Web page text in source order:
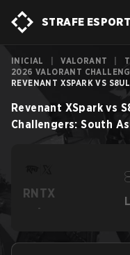
STRAFE
INICIAL VALORANT
2026 VALORANT
REVENANT XSPARK VS
Revenant XSpark vs
Challengers: South
RNTX
-